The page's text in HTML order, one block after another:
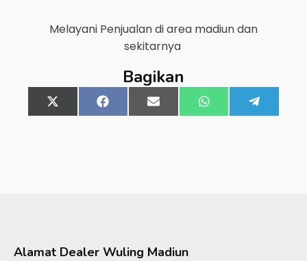
Melayani Penjualan di area madiundan
sekitarnya
Bagikan
Share
on
X
(Twitter)
Share
on
FacebookShare
on
Email Share
on
WhatsApp
on
Alamat Dealer Wuling Madiun